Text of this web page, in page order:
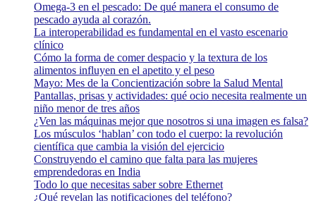
Omega-3 en el pescado: De qué manera el consumo de
pescado ayuda al corazón.
La interoperabilidad es fundamental en el vasto escenario
clínico
Cómo la forma de comer despacio y la textura de los
alimentos influyen en el apetito y el peso
Mayo: Mes de la Concientización sobre la Salud Mental
Pantallas, prisas y actividades: qué ocio necesita realmente un
niño menor de tres años
¿Ven las máquinas mejor que nosotros si una imagen es falsa?
Los músculos ‘hablan’ con todo el cuerpo: la revolución
científica que cambia la visión del ejercicio
Construyendo el camino que falta para las mujeres
emprendedoras en India
Todo lo que necesitas saber sobre Ethernet
¿Qué revelan las notificaciones del teléfono?